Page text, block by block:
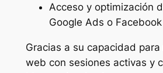
Acceso y optimización
Google Ads o
Gracias a su capacidad
web con sesiones activas y